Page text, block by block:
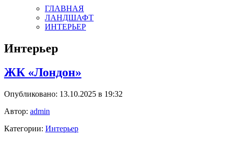
ГЛАВНАЯ
ЛАНДШАФТ
ИНТЕРЬЕР
Интерьер
ЖК «Лондон»
Опубликовано: 13.10.2025 в 19:32
Автор: admin
Категории: Интерьер